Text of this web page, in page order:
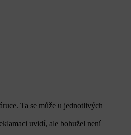
Ta se může u jednotlivých
uvidí, ale bohužel není